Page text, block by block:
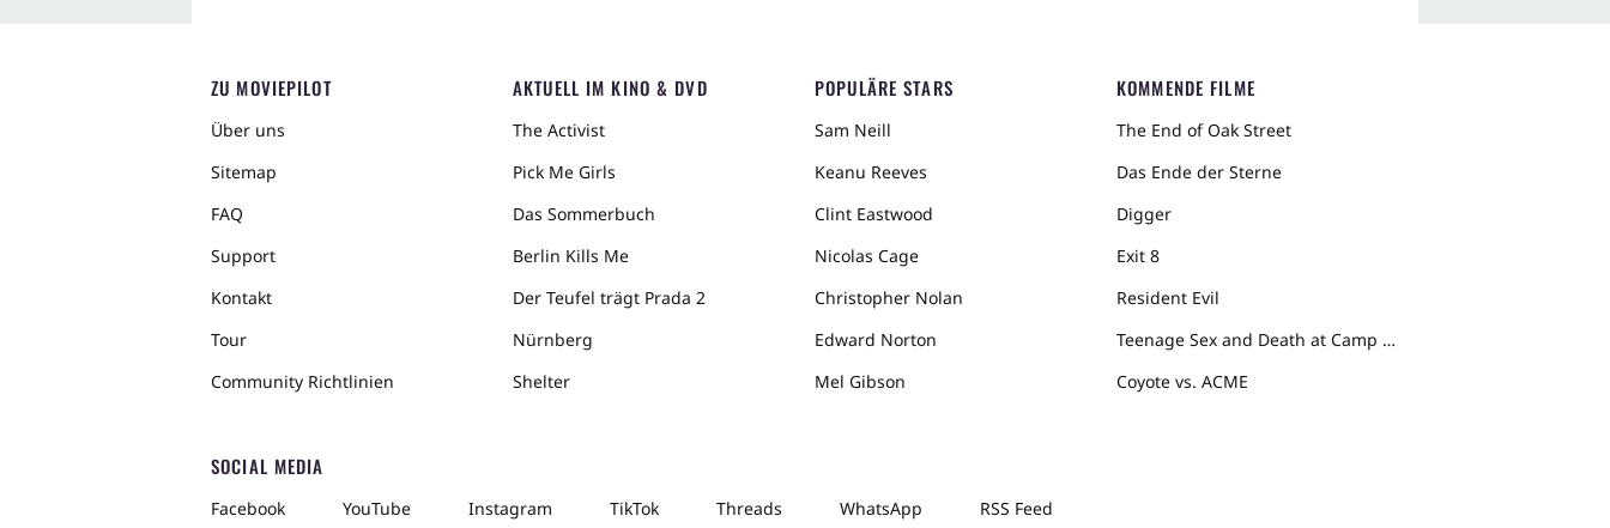
ZU MOVIEPILOT
Über uns
Sitemap
FAQ
Support
Kontakt
Tour
Community Richtlinien
AKTUELL IM KINO & DVD
The Activist
Pick Me Girls
Das Sommerbuch
Berlin Kills Me
Der Teufel trägt Prada 2
Nürnberg
Shelter
POPULÄRE STARS
Sam Neill
Keanu Reeves
Clint Eastwood
Nicolas Cage
Christopher Nolan
Edward Norton
Mel Gibson
KOMMENDE FILME
The End of Oak Street
Das Ende der Sterne
Digger
Exit 8
Resident Evil
Teenage Sex and Death at Camp Miasma
Coyote vs. ACME
SOCIAL MEDIA
Facebook YouTube Instagram TikTok Threads WhatsApp RSS Feed